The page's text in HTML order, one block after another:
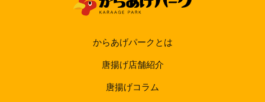
からあげパークとは
唐揚げ店舗紹介
唐揚げコラム